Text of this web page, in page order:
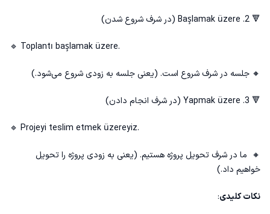
🔻 2. Başlamak üzere (در شرف شروع شدن)
🔹 Toplantı başlamak üzere.
🔸 جلسه در شرف شروع است. (یعنی جلسه به زودی شروع می‌شود.)
🔻 3. Yapmak üzere (در شرف انجام دادن)
🔹 Projeyi teslim etmek üzereyiz.
🔸 ما در شرف تحویل پروژه هستیم. (یعنی به زودی پروژه را تحویل
خواهیم داد.)
نکات کلیدی: